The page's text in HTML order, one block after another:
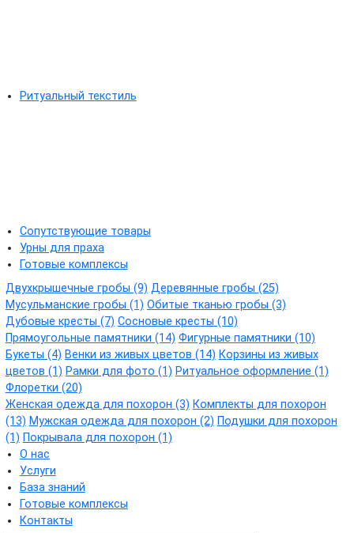
Ритуальный текстиль
Сопутствующие товары
Урны для праха
Готовые комплексы
Двухкрышечные гробы (9) Деревянные гробы (25)
Мусульманские гробы (1) Обитые тканью гробы (3)
Дубовые кресты (7) Сосновые кресты (10)
Прямоугольные памятники (14) Фигурные памятники (10)
Букеты (4) Венки из живых цветов (14) Корзины из живых
цветов (1) Рамки для фото (1) Ритуальное оформление (1)
Флоретки (20)
Женская одежда для похорон (3) Комплекты для похорон
(13) Мужская одежда для похорон (2) Подушки для похорон
(1) Покрывала для похорон (1)
О нас
Услуги
База знаний
Готовые комплексы
Контакты